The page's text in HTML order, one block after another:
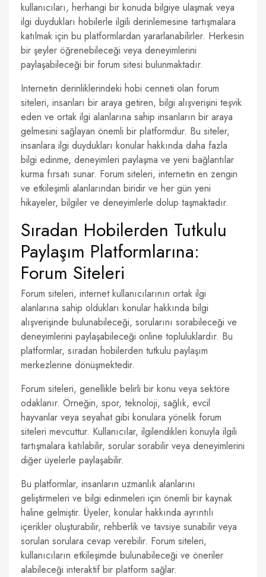
kullanıcıları, herhangi bir konuda bilgiye ulaşmak veya
ilgi duydukları hobilerle ilgili derinlemesine tartışmalara
katılmak için bu platformlardan yararlanabilirler. Herkesin
bir şeyler öğrenebileceği veya deneyimlerini
paylaşabileceği bir forum sitesi bulunmaktadır.
Internetin derinliklerindeki hobi cenneti olan forum
siteleri, insanları bir araya getiren, bilgi alışverişini teşvik
eden ve ortak ilgi alanlarına sahip insanların bir araya
gelmesini sağlayan önemli bir platformdur. Bu siteler,
insanlara ilgi duydukları konular hakkında daha fazla
bilgi edinme, deneyimleri paylaşma ve yeni bağlantılar
kurma fırsatı sunar. Forum siteleri, internetin en zengin
ve etkileşimli alanlarından biridir ve her gün yeni
hikayeler, bilgiler ve deneyimlerle dolup taşmaktadır.
Sıradan Hobilerden Tutkulu
Paylaşım Platformlarına:
Forum Siteleri
Forum siteleri, internet kullanıcılarının ortak ilgi
alanlarına sahip oldukları konular hakkında bilgi
alışverişinde bulunabileceği, sorularını sorabileceği ve
deneyimlerini paylaşabileceği online topluluklardır. Bu
platformlar, sıradan hobilerden tutkulu paylaşım
merkezlerine dönüşmektedir.
Forum siteleri, genellikle belirli bir konu veya sektöre
odaklanır. Örneğin, spor, teknoloji, sağlık, evcil
hayvanlar veya seyahat gibi konulara yönelik forum
siteleri mevcuttur. Kullanıcılar, ilgilendikleri konuyla ilgili
tartışmalara katılabilir, sorular sorabilir veya deneyimlerini
diğer üyelerle paylaşabilir.
Bu platformlar, insanların uzmanlık alanlarını
geliştirmeleri ve bilgi edinmeleri için önemli bir kaynak
haline gelmiştir. Üyeler, konular hakkında ayrıntılı
içerikler oluşturabilir, rehberlik ve tavsiye sunabilir veya
sorulan sorulara cevap verebilir. Forum siteleri,
kullanıcıların etkileşimde bulunabileceği ve öneriler
alabileceği interaktif bir platform sağlar.